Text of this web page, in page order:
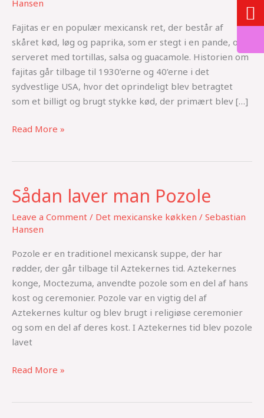
Hansen
Fajitas er en populær mexicansk ret, der består af
skåret kød, løg og paprika, som er stegt i en pande, og
serveret med tortillas, salsa og guacamole. Historien om
fajitas går tilbage til 1930’erne og 40’erne i det
sydvestlige USA, hvor det oprindeligt blev betragtet
som et billigt og brugt stykke kød, der primært blev […]
Fajitas
Read More »
Sådan laver man Pozole
Leave a Comment / Det mexicanske køkken / Sebastian
Hansen
Pozole er en traditionel mexicansk suppe, der har
rødder, der går tilbage til Aztekernes tid. Aztekernes
konge, Moctezuma, anvendte pozole som en del af hans
kost og ceremonier. Pozole var en vigtig del af
Aztekernes kultur og blev brugt i religiøse ceremonier
og som en del af deres kost. I Aztekernes tid blev pozole
lavet
Sådan
laver
man
Pozole
Read More »